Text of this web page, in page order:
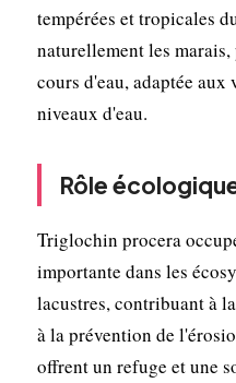
tempérées et tropicales
naturellement les
cours d'eau, adaptée
niveaux d'eau.
Rôle
Triglochin procera
importante dans les
lacustres, contribuant à
à la prévention de
offrent un refuge et une